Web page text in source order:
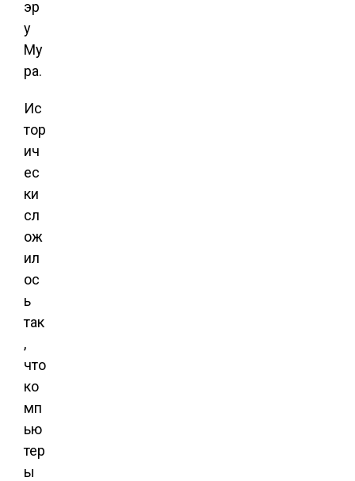
эр
у
Му
ра.
Ис
тор
ич
ес
ки
сл
ож
ил
ос
ь
так
,
что
ко
мп
ью
тер
ы